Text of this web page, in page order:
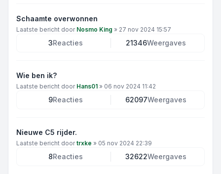
Schaamte overwonnen
Laatste bericht door Nosmo King » 27 nov 2024 15:57
3Reacties 21346Weergaves
Wie ben ik?
Laatste bericht door Hans01 » 06 nov 2024 11:42
9Reacties 62097Weergaves
Nieuwe C5 rijder.
Laatste bericht doortrxke » 05 nov 2024 22:39
8Reacties 32622Weergaves